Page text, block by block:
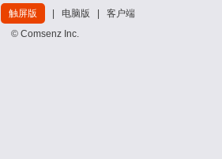
触屏版 电脑版
客户端
© Comsenz Inc.